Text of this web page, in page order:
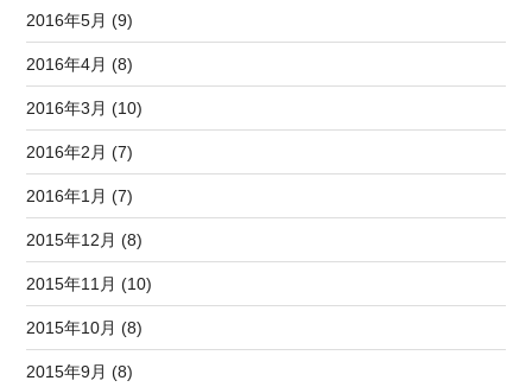
2016年5月 (9)
2016年4月 (8)
2016年3月 (10)
2016年2月 (7)
2016年1月 (7)
2015年12月 (8)
2015年11月 (10)
2015年10月 (8)
2015年9月 (8)